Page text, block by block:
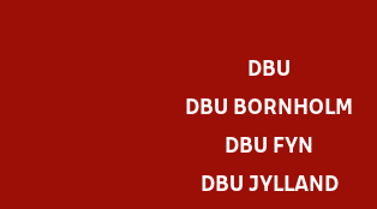
DBU
DBU BORNHOLM
DBU FYN
DBU JYLLAND